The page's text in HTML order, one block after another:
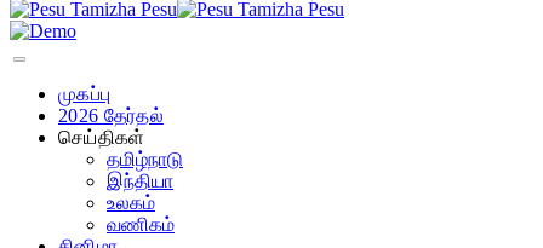
முகப்பு
2026 தேர்தல்
செய்திகள்
தமிழ்நாடு
இந்தியா
உலகம்
வணிகம்